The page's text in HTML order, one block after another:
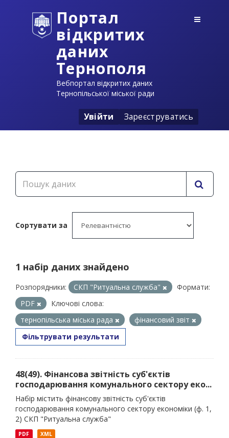
Портал
відкритих
даних
Тернополя
Вебпортал відкритих даних
Тернопільської міської ради
Увійти Зареєструватись
Сортувати за
1 набір даних знайдено
Розпорядники: СКП "Ритуальна служба"
Формати:
PDF
Ключові слова:
тернопільська міська рада
фінансовий звіт
Фільтрувати результати
48(49). Фінансова звітність суб'єктів
господарювання комунального сектору еко...
Набір містить фінансову звітність суб'єктів
господарювання комунального сектору економіки (ф. 1,
2) СКП "Ритуальна служба"
PDF XML